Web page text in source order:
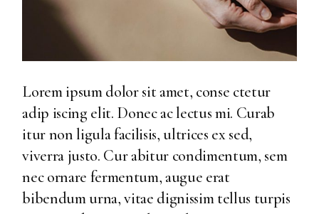
Lorem ipsum dolor sit amet, conse ctetur
adip iscing elit. Donec ac lectus mi. Curab
itur non ligula facilisis, ultrices ex sed,
viverra justo. Cur abitur condimentum, sem
nec ornare fermentum, augue erat
bibendum urna, vitae dignissim tellus turpis